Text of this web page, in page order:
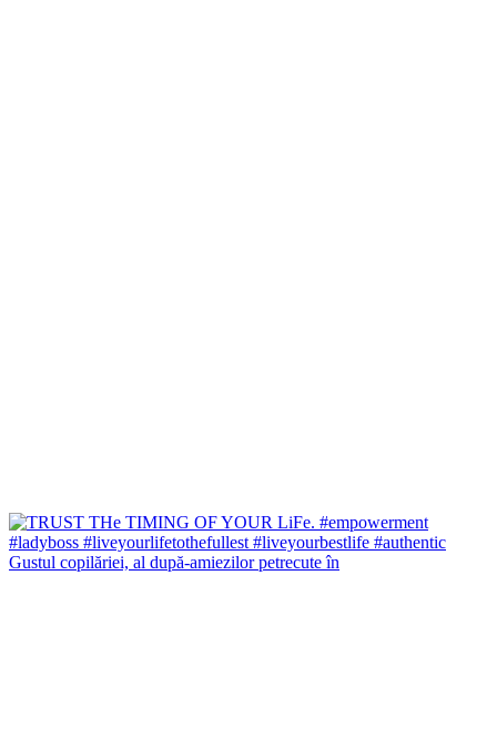
Gustul copilăriei, al după-amiezilor petrecute în